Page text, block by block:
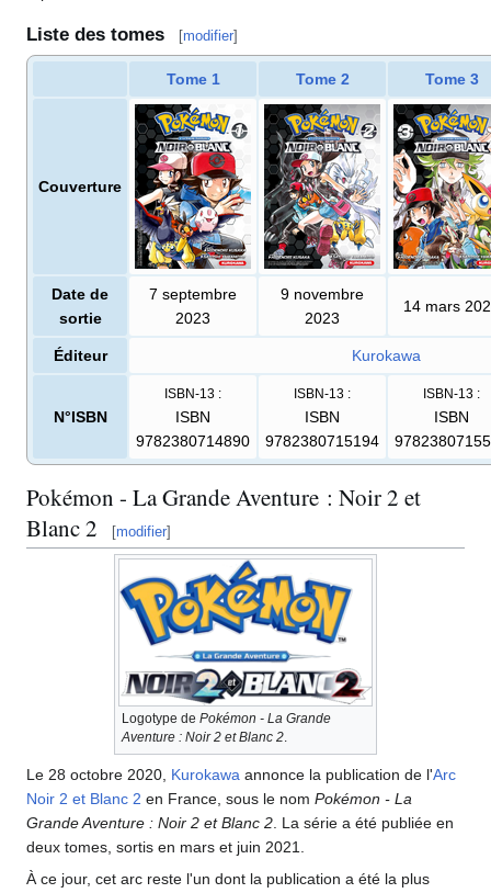
Liste des tomes [modifier]
Tome 1 Tome 2 Tome 3
Couverture
Date de
sortie
7 septembre
2023
9 novembre
2023
14 mars
Éditeur Kurokawa
N°ISBN
ISBN-13 :
ISBN
9782380714890
ISBN-13 :
ISBN
9782380715194
ISBN-13 :
ISBN
Pokémon - La Grande Aventure : Noir 2 et
Blanc 2
[modifier]
Logotype de Pokémon - La Grande
Aventure : Noir 2 et Blanc 2.
Le 28 octobre 2020, Kurokawa annonce la publication de l'Arc
Noir 2 et Blanc 2 en France, sous le nom Pokémon - La
Grande Aventure : Noir 2 et Blanc 2 . La série a été publiée en
deux tomes, sortis en mars et juin 2021.
À ce jour, cet arc reste l'un dont la publication a été la plus